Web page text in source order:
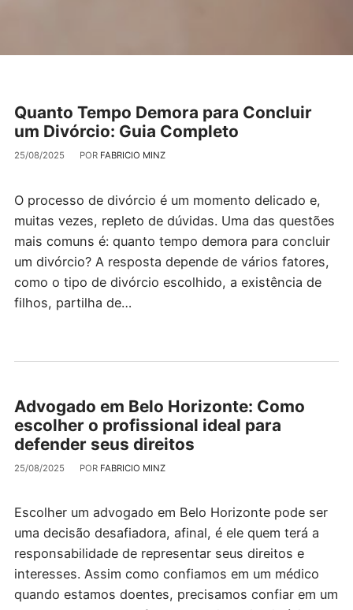
Quanto Tempo Demora para Concluir
um Divórcio: Guia Completo
25/08/2025 POR FABRICIO MINZ
O processo de divórcio é um momento delicado e,
muitas vezes, repleto de dúvidas. Uma das questões
mais comuns é: quanto tempo demora para concluir
um divórcio? A resposta depende de vários fatores,
como o tipo de divórcio escolhido, a existência de
filhos, partilha de…
Advogado em Belo Horizonte: Como
escolher o profissional ideal para
defender seus direitos
25/08/2025 POR FABRICIO MINZ
Escolher um advogado em Belo Horizonte pode ser
uma decisão desafiadora, afinal, é ele quem terá a
responsabilidade de representar seus direitos e
interesses. Assim como confiamos em um médico
quando estamos doentes, precisamos confiar em um